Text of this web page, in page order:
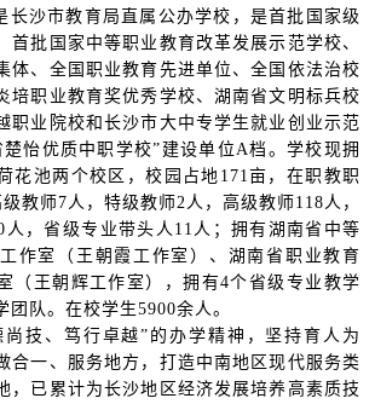
长沙市教育局直属公办学校，是首批国家级
首批国家中等职业教育改革发展示范学校、
体、全国职业教育先进单位、全国依法治校
培职业教育奖优秀学校、湖南省文明标兵校
职业院校和长沙市大中专学生就业创业示范
怡优质中职学校”建设单位A档。学校现拥
花池两个校区，校园占地171亩，在职教职
教师7人，特级教师2人，高级教师118人，
人，省级专业带头人11人；拥有湖南省中等
作室（王朝霞工作室）、湖南省职业教育
（王朝辉工作室），拥有4个省级专业教学
团队。在校学生5900余人。
尚技、笃行卓越”的办学精神，坚持育人为
合一、服务地方，打造中南地区现代服务类
，已累计为长沙地区经济发展培养高素质技